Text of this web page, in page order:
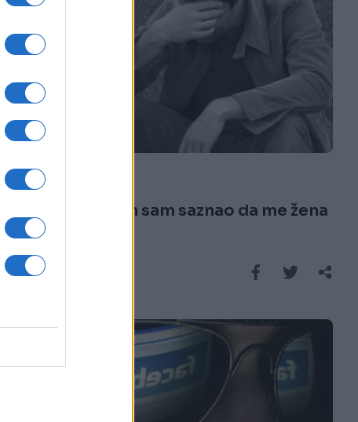
15.11.16. 17:57
'Prije neki dan sam saznao da me žena
vara'
Saznaj više